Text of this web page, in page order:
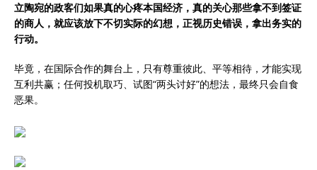
立陶宛的政客们如果真的心疼本国经济，真的关心那些拿不到签证
的商人，就应该放下不切实际的幻想，正视历史错误，拿出务实的
行动。
毕竟，在国际合作的舞台上，只有尊重彼此、平等相待，才能实现
互利共赢；任何投机取巧、试图“两头讨好”的想法，最终只会自食
恶果。